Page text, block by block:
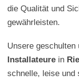
die Qualität und
gewährleisten.
Unsere
Installateure in
schnelle, leise und